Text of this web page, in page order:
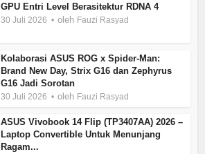
GPU Entri Level Berasitektur RDNA 4
30 Juli 2026 oleh Fauzi Rasyad
Kolaborasi ASUS ROG x Spider-Man:
Brand New Day, Strix G16 dan Zephyrus
G16 Jadi Sorotan
30 Juli 2026 oleh Fauzi Rasyad
ASUS Vivobook 14 Flip (TP3407AA) 2026 –
Laptop Convertible Untuk Menunjang
Ragam...